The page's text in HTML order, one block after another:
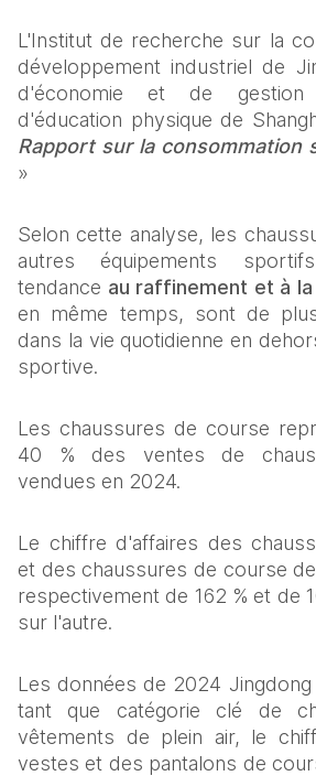
L'Institut de recherche sur la
développement industriel de
d'économie et de gestion
Rapport sur la consommation
»
Selon cette analyse, les
autres équipements
tendance au raffinement et à
en même temps, sont de
dans la vie quotidienne en
sportive.
Les chaussures de course
40 % des ventes de
vendues en 2024.
Le chiffre d'affaires des
et des chaussures de course
respectivement de 162 % et de
sur l'autre.
Les données de 2024
tant que catégorie clé de
vêtements de plein air, le
vestes et des pantalons de